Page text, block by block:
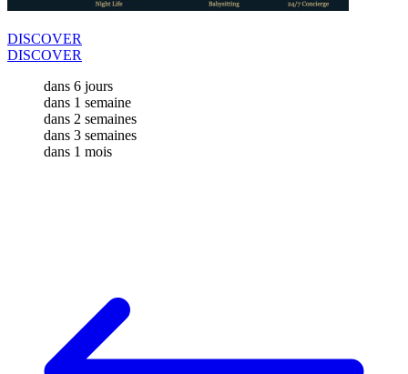
DISCOVER
DISCOVER
dans 6 jours
dans 1 semaine
dans 2 semaines
dans 3 semaines
dans 1 mois